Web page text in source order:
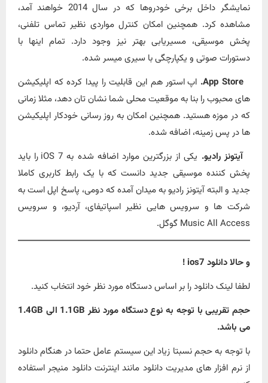
نمایشگر داخل برخی خودروها که در سال 2014 خواهند آمد،
مشاهده کرد. همچنین امکان کنترل مواردی نظیر تماس تلفنی،
پخش موسیقی، مسیریابی بهتر نیز وجود دارد. تمام اینها با
دستورات صوتی و یکپارچگی با سیری میسر شده.
App Store.
اپ استور هم این قابلیت را پیدا کرده که اپلیکیشن
های محبوب را بنا به موقعیت محلی شما نشان تان دهد، مثلا زمانی
که در موزه هستید. همچنین امکان به روز رسانی خودکار اپلیکیشن
ها در پس زمینه، اضافه شده.
آیتونز رادیو.
یکی از بزرگترین موارد اضافه شده به iOS 7 را باید
پخش کننده موسیقی جدید دانست که با یک رابط کاربری کاملا
جدید و البته آیتونز رادیو به میدان آمده که دومی، پاسخ اپل است به
شرکت ها و سرویس هایی نظیر اسپاتیفای، آردیو، و سرویس
Music All Access گوگل.
و حالا دانلود ios7 !
لطفا لینک دانلود را بر اساس دستگاه مورد نظر خود انتخاب کنید.
حجم تقریبی با توجه به نوع دستگاه مورد نظر 1.1GB الی 1.4GB
می باشد.
با توجه به حجم نسبتا زیاد این سیستم عامل حتما در هنگام دانلود
از نرم افزار های مدیریت دانلود مانند اینترنت دانلود منیجر استفاده